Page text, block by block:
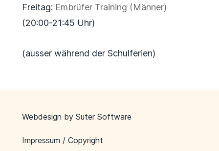
Freitag: Embrüfer Training (Männer)
(20:00-21:45 Uhr)
(ausser während der Schulferien)
Webdesign by Suter Software
Impressum / Copyright